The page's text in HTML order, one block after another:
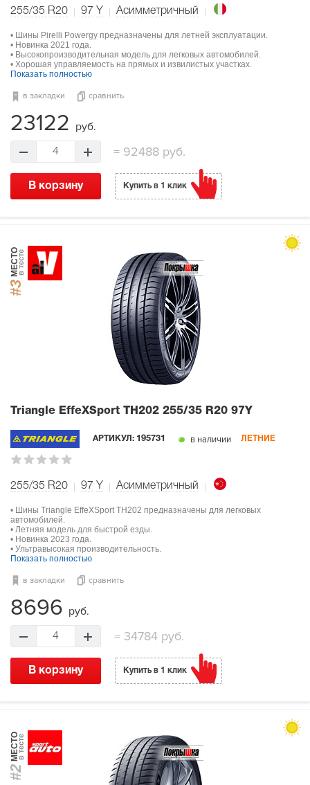
255/35 R20 97 Y Асимметричный
• Шины Pirelli Powergy предназначены для летней эксплуатации.
• Новинка 2021 года.
• Высокопроизводительная модель для легковых автомобилей.
• Хорошая управляемость на прямых и извилистых участках.
Показать полностью
в закладки сравнить
23122 руб.
4 =92488 руб.
В корзину Купить в 1 клик
#3
МЕСТОв тесте
Triangle EffeXSport TH202 255/35 R20 97Y
АРТИКУЛ: 195731 в наличии ЛЕТНИЕ
255/35 R20 97 Y Асимметричный
• Шины Triangle EffeXSport TH202 предназначены для легковых
автомобилей.
• Летняя модель для быстрой езды.
• Новинка 2023 года.
• Ультравысокая производительность.
Показать полностью
в закладки сравнить
8696 руб.
4 = 34784 руб.
В корзину Купить в 1 клик
#2
МЕСТОв тесте